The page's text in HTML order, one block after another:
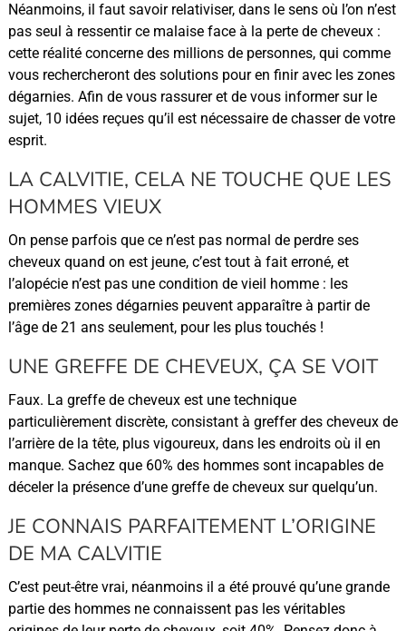
Néanmoins, il faut savoir relativiser, dans le sens où l’on n’est
pas seul à ressentir ce malaise face à la perte de cheveux :
cette réalité concerne des millions de personnes, qui comme
vous rechercheront des solutions pour en finir avec les zones
dégarnies. Afin de vous rassurer et de vous informer sur le
sujet, 10 idées reçues qu’il est nécessaire de chasser de votre
esprit.
LA CALVITIE, CELA NE TOUCHE QUE LES
HOMMES VIEUX
On pense parfois que ce n’est pas normal de perdre ses
cheveux quand on est jeune, c’est tout à fait erroné, et
l’alopécie n’est pas une condition de vieil homme : les
premières zones dégarnies peuvent apparaître à partir de
l’âge de 21 ans seulement, pour les plus touchés !
UNE GREFFE DE CHEVEUX, ÇA SE VOIT
Faux. La greffe de cheveux est une technique
particulièrement discrète, consistant à greffer des cheveux de
l’arrière de la tête, plus vigoureux, dans les endroits où il en
manque. Sachez que 60% des hommes sont incapables de
déceler la présence d’une greffe de cheveux sur quelqu’un.
JE CONNAIS PARFAITEMENT L’ORIGINE
DE MA CALVITIE
C’est peut-être vrai, néanmoins il a été prouvé qu’une grande
partie des hommes ne connaissent pas les véritables